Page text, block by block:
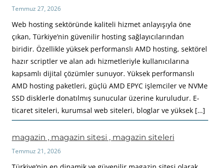
Temmuz 27, 2026
Web hosting sektöründe kaliteli hizmet anlayışıyla öne
çıkan, Türkiye’nin güvenilir hosting sağlayıcılarından
biridir. Özellikle yüksek performanslı AMD hosting, sektörel
hazır scriptler ve alan adı hizmetleriyle kullanıcılarına
kapsamlı dijital çözümler sunuyor. Yüksek performanslı
AMD hosting paketleri, güçlü AMD EPYC işlemciler ve NVMe
SSD disklerle donatılmış sunucular üzerine kuruludur. E-
ticaret siteleri, kurumsal web siteleri, bloglar ve yüksek […]
magazin , magazin sitesi , magazin siteleri
Temmuz 21, 2026